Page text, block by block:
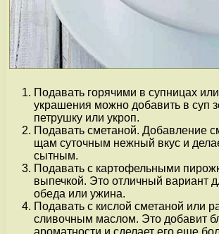
Подавать горячими в супницах
украшения можно добавить в суп
петрушку или укроп.
Подавать сметаной. Добавление
щам суточным нежный вкус и
сытным.
Подавать с картофельными
выпечкой. Это отличный вариант
обеда или ужина.
Подавать с кислой сметаной или
сливочным маслом. Это добавит
ароматности и сделает его еще